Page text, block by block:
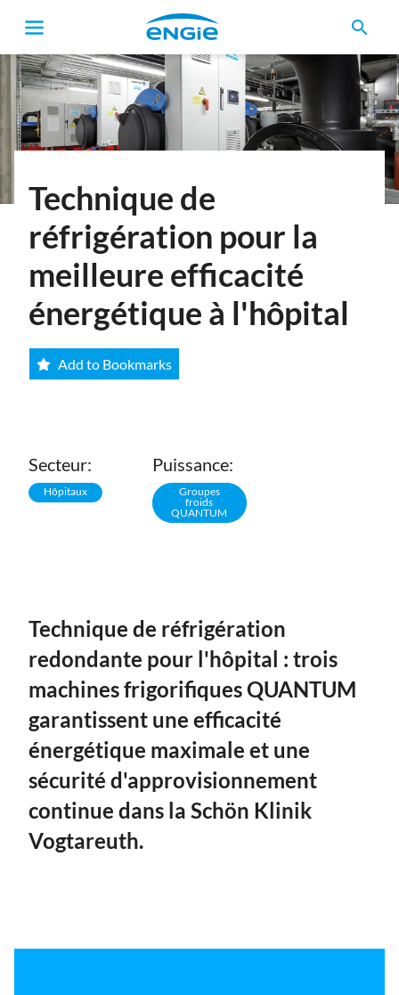
search
Technique de
réfrigération pour la
meilleure efficacité
énergétique à l'hôpital
Add to Bookmarks
Secteur:
Hôpitaux
Puissance:
Groupes
froids
QUANTUM
Technique de réfrigération
redondante pour l'hôpital : trois
machines frigorifiques QUANTUM
garantissent une efficacité
énergétique maximale et une
sécurité d'approvisionnement
continue dans la Schön Klinik
Vogtareuth.